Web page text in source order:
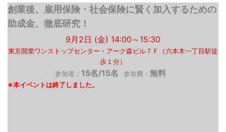
創業後、雇用保険・社会保険に賢く加入するための
助成金、徹底研究！
9月2日 (金) 14:00～15:30
東京開業ワンストップセンター・アーク森ビル７Ｆ（六本木一丁目駅徒
歩１分）
参加者： 15名/15名 参加費： 無料